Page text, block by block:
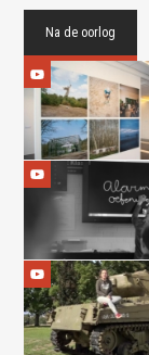
Na de oorlog